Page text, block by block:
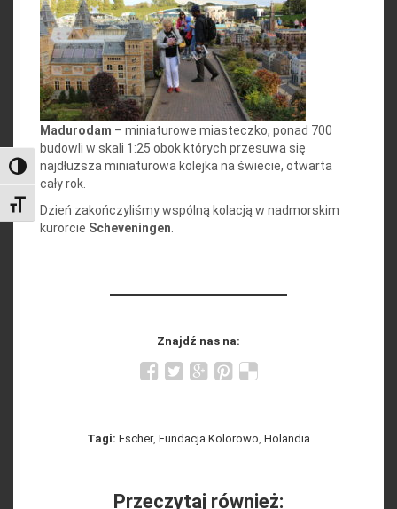
Toggle High Contrast
Toggle Font size
Madurodam – miniaturowe miasteczko, ponad 700
budowli w skali 1:25 obok których przesuwa się
najdłuższa miniaturowa kolejka na świecie, otwarta
cały rok.
Dzień zakończyliśmy wspólną kolacją w nadmorskim
kurorcie Scheveningen.
Znajdź nas na:
Tagi: Escher, Fundacja Kolorowo, Holandia
Przeczytaj również: